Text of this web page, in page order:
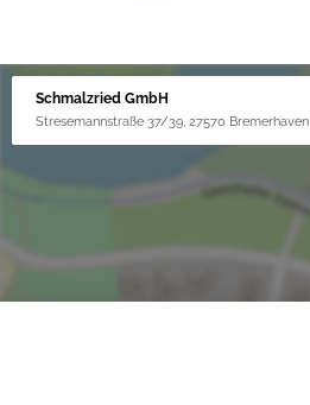
Schmalzried GmbH
Stresemannstraße 37/39, 27570 Bremerhaven